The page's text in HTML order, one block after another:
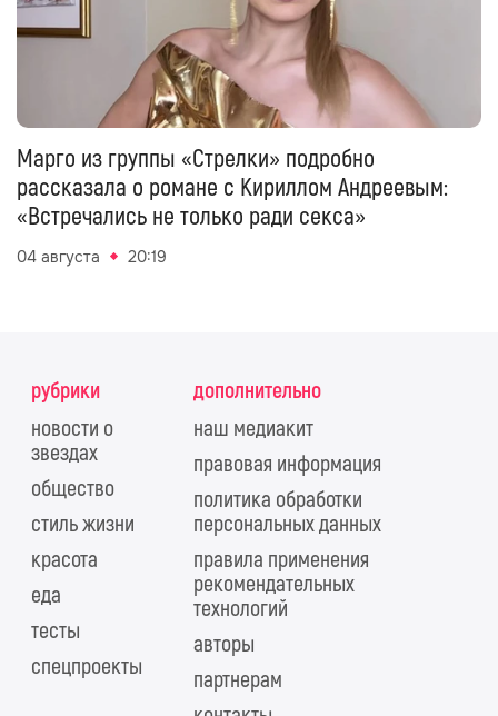
Марго из группы «Стрелки» подробно
рассказала о романе с Кириллом Андреевым:
«Встречались не только ради секса»
04 августа 20:19
рубрики
новости о
звездах
общество
стиль жизни
красота
еда
тесты
спецпроекты
дополнительно
наш медиакит
правовая информация
политика обработки
персональных данных
правила применения
рекомендательных
технологий
авторы
партнерам